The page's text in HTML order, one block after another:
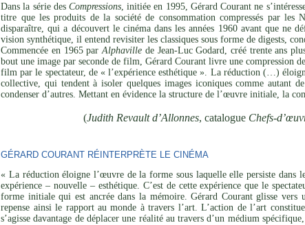
Dans la série desCompressions , initiée en 1995, Gérard Courant ne
titre que les produits de la société de consommation compressés par les
disparaître, qui a découvert le cinéma dans les années 1960 avant que ne
vision synthétique, il entend revisiter les classiques sous forme de digests,
Commencée en 1965 parAlphaville de Jean-Luc Godard, créé trente ans
bout une image par seconde de film, Gérard Courant livre une compression
film par le spectateur, de « l’expérience esthétique ». La réduction (…)
collective, qui tendent à isoler quelques images iconiques comme autant
condenser d’autres. Mettant en évidence la structure de l’œuvre initiale, la
(Judith Revault d’Allonnes, catalogue Chefs-
GÉRARD COURANT RÉINTERPRÈTE LE CINÉMA
« La réduction éloigne l’œuvre de la forme sous laquelle elle persiste dans
expérience – nouvelle – esthétique. C’est de cette expérience que le
forme initiale qui est ancrée dans la mémoire. Gérard Courant glisse
repense ainsi le rapport au monde à travers l’art. L’action de l’art
s’agisse davantage de déplacer une réalité au travers d’un médium